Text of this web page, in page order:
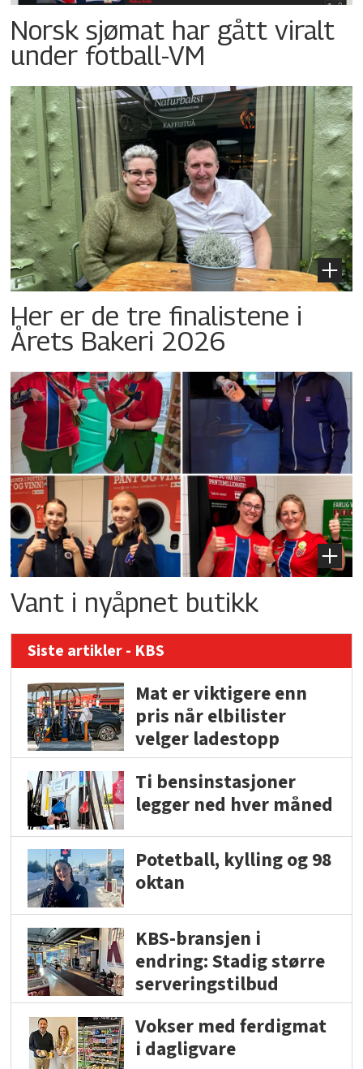
Norsk sjømat har gått viralt
under fotball-VM
Her er de tre finalistene i
Årets Bakeri 2026
Vant i nyåpnet butikk
Siste artikler - KBS
Mat er viktigere enn
pris når elbilister
velger ladestopp
Ti bensinstasjoner
legger ned hver måned
Potetball, kylling og 98
oktan
KBS-bransjen i
endring: Stadig større
serveringstilbud
Vokser med ferdigmat
i dagligvare